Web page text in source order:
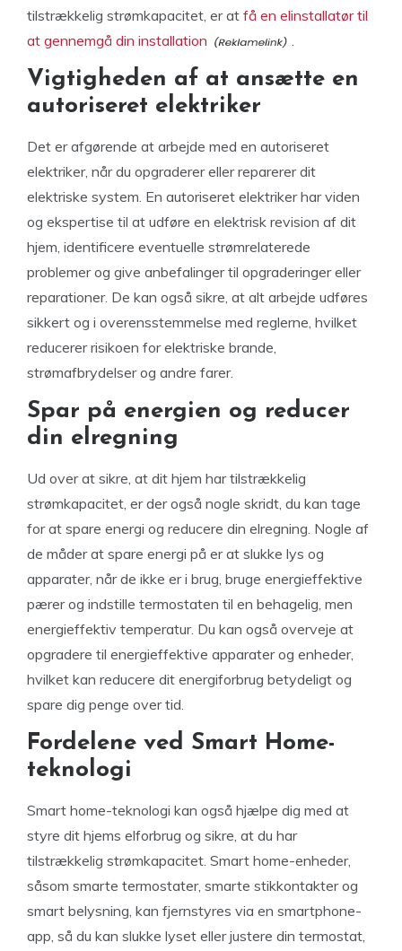
tilstrækkelig strømkapacitet, er at få en elinstallatør til
at gennemgå din installation
.
Vigtigheden af at ansætte en
autoriseret elektriker
Det er afgørende at arbejde med en autoriseret
elektriker, når du opgraderer eller reparerer dit
elektriske system. En autoriseret elektriker har viden
og ekspertise til at udføre en elektrisk revision af dit
hjem, identificere eventuelle strømrelaterede
problemer og give anbefalinger til opgraderinger eller
reparationer. De kan også sikre, at alt arbejde udføres
sikkert og i overensstemmelse med reglerne, hvilket
reducerer risikoen for elektriske brande,
strømafbrydelser og andre farer.
Spar på energien og reducer
din elregning
Ud over at sikre, at dit hjem har tilstrækkelig
strømkapacitet, er der også nogle skridt, du kan tage
for at spare energi og reducere din elregning. Nogle af
de måder at spare energi på er at slukke lys og
apparater, når de ikke er i brug, bruge energieffektive
pærer og indstille termostaten til en behagelig, men
energieffektiv temperatur. Du kan også overveje at
opgradere til energieffektive apparater og enheder,
hvilket kan reducere dit energiforbrug betydeligt og
spare dig penge over tid.
Fordelene ved Smart Home-
teknologi
Smart home-teknologi kan også hjælpe dig med at
styre dit hjems elforbrug og sikre, at du har
tilstrækkelig strømkapacitet. Smart home-enheder,
såsom smarte termostater, smarte stikkontakter og
smart belysning, kan fjernstyres via en smartphone-
app, så du kan slukke lyset eller justere din termostat,